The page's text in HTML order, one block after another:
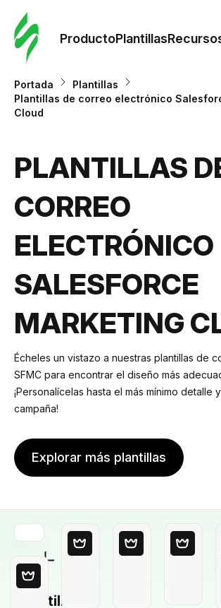
ProductoPlantillas
Portada
Plantillas
Plantillas de correo electrónico
Cloud
PLANTILLAS
CORREO
ELECTRÓNICO
SALESFORCE
MARKETING
Écheles un vistazo a nuestras plantillas de
SFMC para encontrar el diseño más
¡Personalícelas hasta el más mínimo detalle
campaña!
Explorar más plantillas
Plantilla